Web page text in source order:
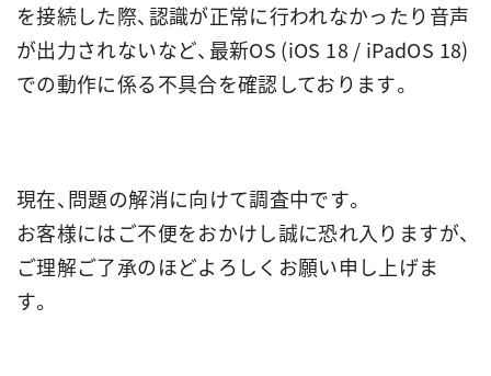
を接続した際、認識が正常に行われなかったり音声
が出力されないなど、最新OS (iOS 18 / iPadOS 18)
での動作に係る不具合を確認しております。
現在、問題の解消に向けて調査中です。
お客様にはご不便をおかけし誠に恐れ入りますが、
ご理解ご了承のほどよろしくお願い申し上げま
す。